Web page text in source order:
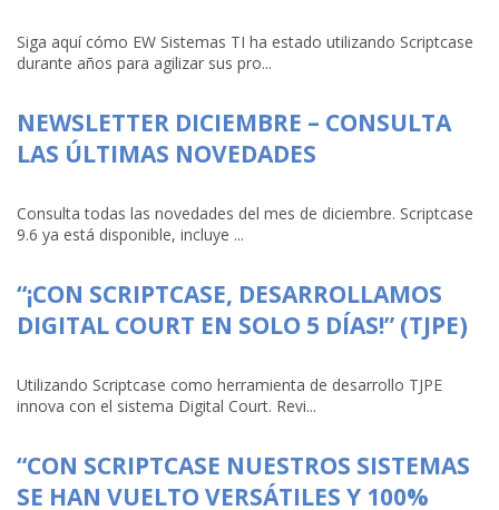
Siga aquí cómo EW Sistemas TI ha estado utilizando Scriptcase
durante años para agilizar sus pro...
NEWSLETTER DICIEMBRE – CONSULTA
LAS ÚLTIMAS NOVEDADES
Consulta todas las novedades del mes de diciembre. Scriptcase
9.6 ya está disponible, incluye ...
“¡CON SCRIPTCASE, DESARROLLAMOS
DIGITAL COURT EN SOLO 5 DÍAS!” (TJPE)
Utilizando Scriptcase como herramienta de desarrollo TJPE
innova con el sistema Digital Court. Revi...
“CON SCRIPTCASE NUESTROS SISTEMAS
SE HAN VUELTO VERSÁTILES Y 100%